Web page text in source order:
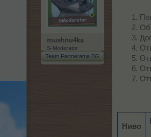
mushnu4ka
S-Moderator
Team Farmerama BG
Ниво